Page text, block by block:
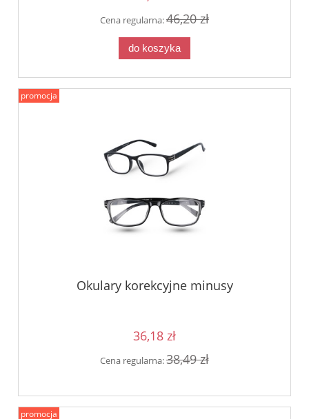
Cena regularna:46,20 zł
do koszyka
Okulary korekcyjne minusy
36,18 zł
Cena regularna:38,49 zł
promocja
promocja